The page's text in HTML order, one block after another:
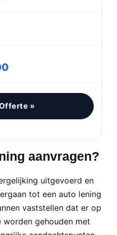
»
aanvragen?
uitgevoerd en
tot een auto lening
vaststellen dat er op
gehouden met